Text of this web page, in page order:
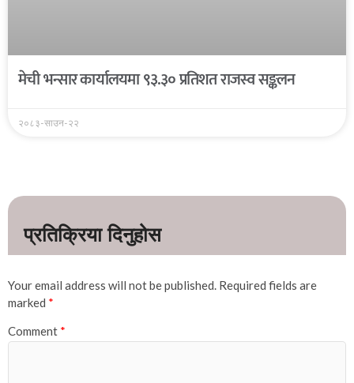
मेची भन्सार कार्यालयमा ९३.३० प्रतिशत राजस्व सङ्कलन
२०८३-साउन-२२
Your email address will not be published. Required fields are
marked *
Comment *